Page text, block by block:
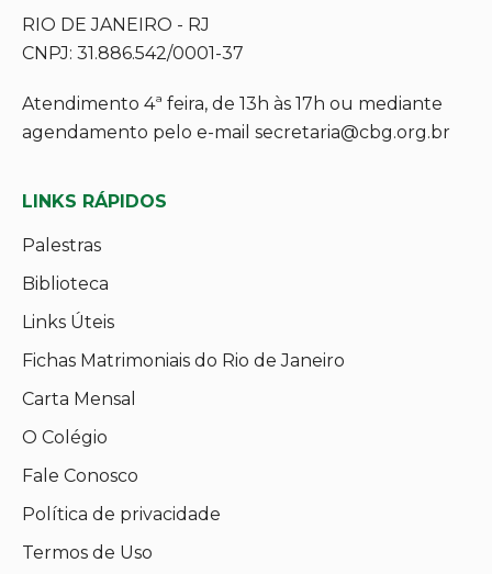
RIO DE JANEIRO - RJ
CNPJ: 31.886.542/0001-37
Atendimento 4ª feira, de 13h às 17h ou mediante
agendamento pelo e-mail secretaria@cbg.org.br
LINKS RÁPIDOS
Palestras
Biblioteca
Links Úteis
Fichas Matrimoniais do Rio de Janeiro
Carta Mensal
O Colégio
Fale Conosco
Política de privacidade
Termos de Uso